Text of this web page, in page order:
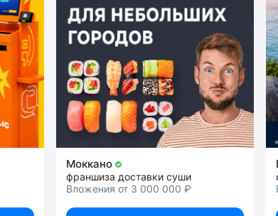
Моккано
франшиза доставки суши
Вложения от 3 000 000 ₽